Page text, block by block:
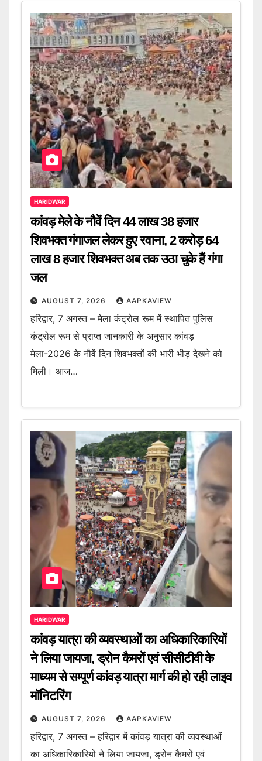
HARIDWAR
कांवड़ मेले के नौवें दिन 44 लाख 38 हजार
शिवभक्त गंगाजल लेकर हुए रवाना, 2 करोड़ 64
लाख 8 हजार शिवभक्त अब तक उठा चुके हैं गंगा
जल
AUGUST 7, 2026 AAPKAVIEW
हरिद्वार, 7 अगस्त – मेला कंट्रोल रूम में स्थापित पुलिस
कंट्रोल रूम से प्राप्त जानकारी के अनुसार कांवड़
मेला-2026 के नौवें दिन शिवभक्तों की भारी भीड़ देखने को
मिली। आज…
HARIDWAR
कांवड़ यात्रा की व्यवस्थाओं का अधिकारिकारियों
ने लिया जायजा, ड्रोन कैमरों एवं सीसीटीवी के
माध्यम से सम्पूर्ण कांवड़ यात्रा मार्ग की हो रही लाइव
मॉनिटरिंग
AUGUST 7, 2026 AAPKAVIEW
हरिद्वार, 7 अगस्त – हरिद्वार में कांवड़ यात्रा की व्यवस्थाओं
का अधिकारिकारियों ने लिया जायजा, ड्रोन कैमरों एवं